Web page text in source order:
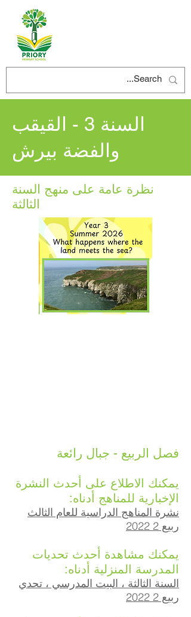
السنة 3 - القيقب
والفضة بيرش
نظرة عامة على منهج السنة
الثالثة
فصل الربيع - جبال رائعة
يمكنك الاطلاع على أحدث النشرة
الإخبارية للمناهج أدناه:
نشرة المناهج الدراسية للعام الثالث
ربيع 2 2022
يمكنك مشاهدة أحدث تحديات
المدرسة المنزلية أدناه:
السنة الثالثة ، البيت المدرسي ، تحدي
ربيع 2 2022